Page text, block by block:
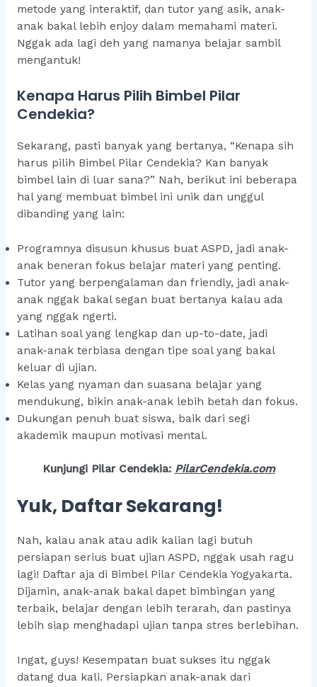
metode yang interaktif, dan tutor yang asik, anak-
anak bakal lebih enjoy dalam memahami materi.
Nggak ada lagi deh yang namanya belajar sambil
mengantuk!
Kenapa Harus Pilih Bimbel Pilar
Cendekia?
Sekarang, pasti banyak yang bertanya, “Kenapa sih
harus pilih Bimbel Pilar Cendekia? Kan banyak
bimbel lain di luar sana?” Nah, berikut ini beberapa
hal yang membuat bimbel ini unik dan unggul
dibanding yang lain:
Programnya disusun khusus buat ASPD, jadi anak-
anak beneran fokus belajar materi yang penting.
Tutor yang berpengalaman dan friendly, jadi anak-
anak nggak bakal segan buat bertanya kalau ada
yang nggak ngerti.
Latihan soal yang lengkap dan up-to-date, jadi
anak-anak terbiasa dengan tipe soal yang bakal
keluar di ujian.
Kelas yang nyaman dan suasana belajar yang
mendukung, bikin anak-anak lebih betah dan fokus.
Dukungan penuh buat siswa, baik dari segi
akademik maupun motivasi mental.
Kunjungi Pilar Cendekia: PilarCendekia.com
Yuk, Daftar Sekarang!
Nah, kalau anak atau adik kalian lagi butuh
persiapan serius buat ujian ASPD, nggak usah ragu
lagi! Daftar aja di Bimbel Pilar Cendekia Yogyakarta.
Dijamin, anak-anak bakal dapet bimbingan yang
terbaik, belajar dengan lebih terarah, dan pastinya
lebih siap menghadapi ujian tanpa stres berlebihan.
Ingat, guys! Kesempatan buat sukses itu nggak
datang dua kali. Persiapkan anak-anak dari